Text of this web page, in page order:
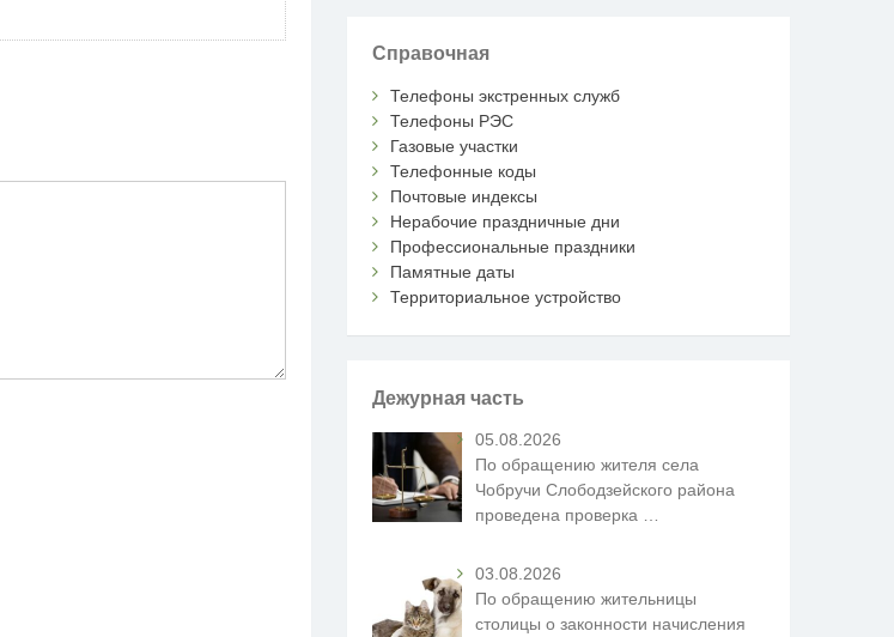
Справочная
Телефоны экстренных служб
Телефоны РЭС
Газовые участки
Телефонные коды
Почтовые индексы
Нерабочие праздничные дни
Профессиональные праздники
Памятные даты
Территориальное устройство
Дежурная часть
05.08.2026
По обращению жителя села
Чобручи Слободзейского района
проведена проверка …
03.08.2026
По обращению жительницы
столицы о законности начисления